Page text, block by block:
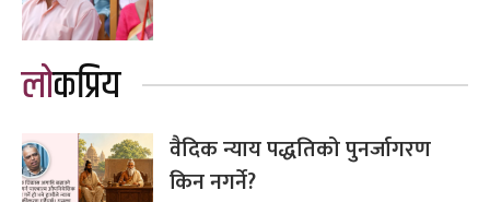
लोकप्रिय
वैदिक न्याय पद्धतिको पुनर्जागरण
किन नगर्ने?